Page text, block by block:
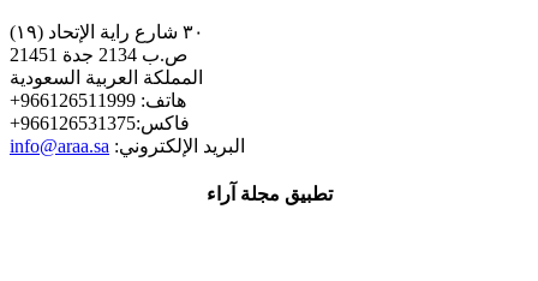
٣٠ شارع راية الإتحاد (١٩)
ص.ب 2134 جدة 21451
المملكة العربية السعودية
+هاتف: 966126511999
+فاكس:966126531375
info@araa.sa :البريد الإلكتروني
تطبيق مجلة آراء